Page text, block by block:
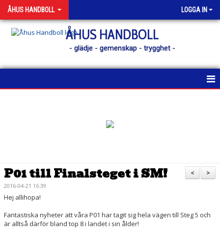
ÅHUS HANDBOLL LOGGA IN
ÅHUS HANDBOLL
- glädje - gemenskap - trygghet -
MATCHER
SOCIALA MEDIER
>
<
P01 till Finalsteget i SM!
2016-04-21 16:39
Hej allihopa!
Fantastiska nyheter att våra P01 har tagit sig hela vägen till Steg 5 och
är alltså därför bland top 8 i landet i sin ålder!